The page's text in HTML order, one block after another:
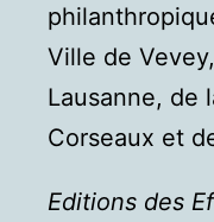
Ville de
Lausanne, de
Corseaux et
Editions des